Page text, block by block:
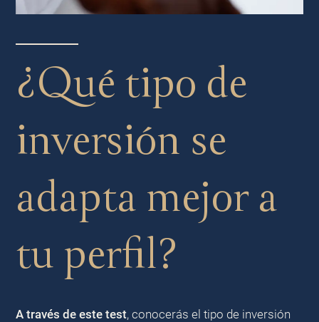
¿Qué tipo de
inversión se
adapta mejor a
tu perfil?
A través de este test, conocerás el tipo de inversión